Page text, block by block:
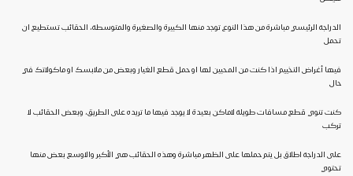
الدراجة الرئيسي مباشرة من هذا النوع توجد منها الكبيرة والصغيرة والمتوسطة، الحقائب تستطيع ان
تحمل
فيها أغراض التخييم اذا كنت من المحبين لها او حمل قطع الغيار وبعض من ملابسك او ماكولاتك في
حال
كنت تنوي قطع مسافات طويلة لاماكن بعيدة لا يوجد فيها ما تريده على الطريق، وبعض الحقائب لا
تركب
على الدراجة اطلاق بل يتم حملها على الظهر مباشرة وهذه الحقائب هي الأكبر والاوسع بعض منها
تحتوي